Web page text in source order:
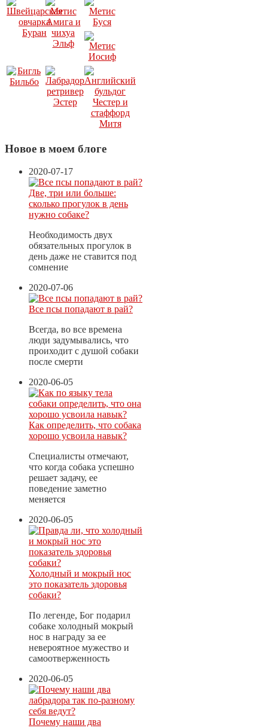
Новое в моем блоге
2020-07-17
Две, три или больше:
сколько прогулок в день
нужно собаке?
Необходимость двух
обязательных прогулок в
день даже не ставится под
сомнение
2020-07-06
Все псы попадают в рай?
Всегда, во все времена
люди задумывались, что
проиходит с душой собаки
после смерти
2020-06-05
Как определить, что собака
хорошо усвоила навык?
Специалисты отмечают,
что когда собака успешно
решает задачу, ее
поведение заметно
меняется
2020-06-05
Холодный и мокрый нос
это показатель здоровья
собаки?
По легенде, Бог подарил
собаке холодный мокрый
нос в награду за ее
невероятное мужество и
самоотверженность
2020-06-05
Почему наши два